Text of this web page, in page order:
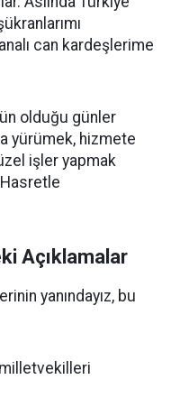
can kardeşlerime
olduğu günler
yürümek, hizmete
işler yapmak
Açıklamalar
yanındayız, bu